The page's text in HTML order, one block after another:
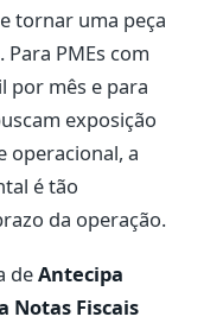
tornar uma peça
PMEs com
por mês e para
exposição
operacional, a
é tão
da operação.
deAntecipa
Notas Fiscais